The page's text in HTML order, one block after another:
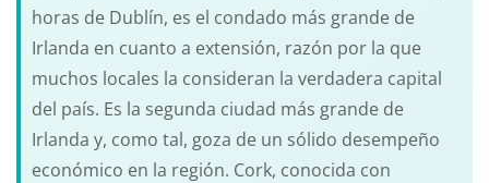
horas de Dublín, es el condado más grande de
Irlanda en cuanto a extensión, razón por la que
muchos locales la consideran la verdadera capital
del país. Es la segunda ciudad más grande de
Irlanda y, como tal, goza de un sólido desempeño
económico en la región. Cork, conocida con